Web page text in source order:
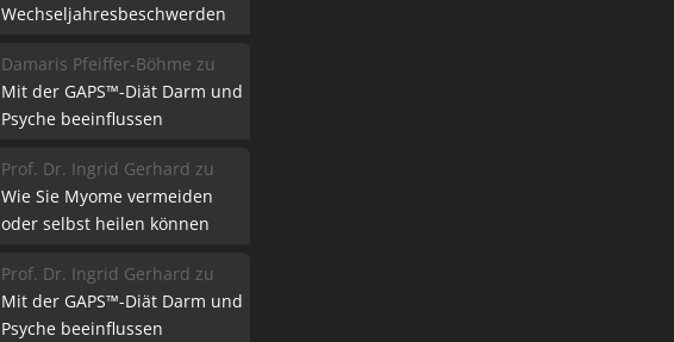
Wechseljahresbeschwerden
Damaris Pfeiffer-Böhme zu
Mit der GAPS™-Diät Darm und
Psyche beeinflussen
Prof. Dr. Ingrid Gerhard zu
Wie Sie Myome vermeiden
oder selbst heilen können
Prof. Dr. Ingrid Gerhard zu
Mit der GAPS™-Diät Darm und
Psyche beeinflussen